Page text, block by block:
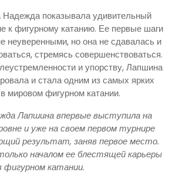
Надежда показывала удивительный
к фигурному катанию. Ее первые шаги
неуверенными, но она не сдавалась и
стремясь совершенствоваться.
и упорству, Лапшина
и стала одним из самых ярких
мировом фигурном катании.
Лапшина впервые выступила на
и уже на своем первом турнире
результат, заняв первое место.
началом ее блестящей карьеры
фигурном катании.